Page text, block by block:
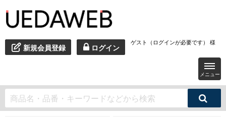
新規会員登録 ログイン
ゲスト（ログインが必要です） 様
メニュー